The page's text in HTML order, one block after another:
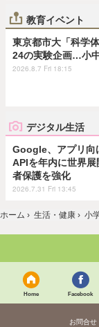
教育イベント
東京都市大「科学体
24の実験企画…小
2026.8.7 Fri 18:15
デジタル生活
Google、アプリ向
APIを年内に世界
者保護を強化
2026.7.31 Fri 13:45
ホーム › 生活・健康 › 小
Home Facebook
お問合せ